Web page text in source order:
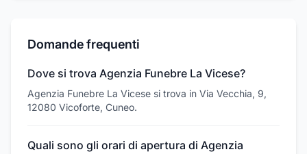
Domande frequenti
Dove si trova Agenzia Funebre La Vicese?
Agenzia Funebre La Vicese si trova in Via Vecchia, 9,
12080 Vicoforte, Cuneo.
Quali sono gli orari di apertura di Agenzia